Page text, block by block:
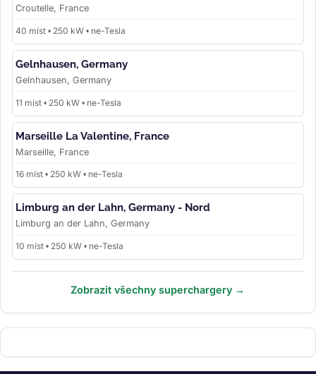
Croutelle, France
40 míst • 250 kW • ne-Tesla
Gelnhausen, Germany
Gelnhausen, Germany
11 míst • 250 kW • ne-Tesla
Marseille La Valentine, France
Marseille, France
16 míst • 250 kW • ne-Tesla
Limburg an der Lahn, Germany - Nord
Limburg an der Lahn, Germany
10 míst • 250 kW • ne-Tesla
Zobrazit všechny superchargery →